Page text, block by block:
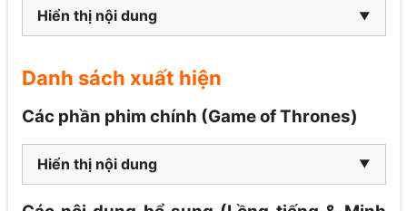
Hiển thị nội dung
Danh sách xuất hiện
Các phần phim chính (Game of Thrones)
Hiển thị nội dung